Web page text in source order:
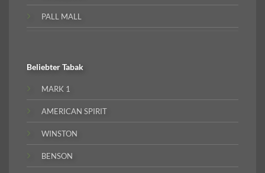
PALL MALL
BeliebterTabak
MARK 1
AMERICAN SPIRIT
WINSTON
BENSON